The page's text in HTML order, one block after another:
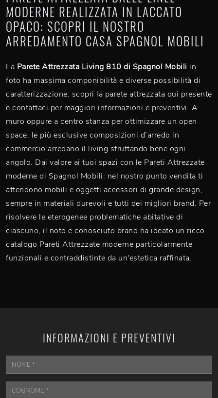
MODERNE REALIZZATA IN LACCATO
OPACO: SCOPRI IL NOSTRO
ARREDAMENTO CASA SPAGNOL MOBILI
La Parete Attrezzata Living 810 di Spagnol Mobili in
foto ha massima componibilità e diverse possibilità di
caratterizzazione: scopri la parete attrezzata qui presente
e contattaci per maggiori informazioni e preventivi. A
muro oppure a centro stanza per ottimizzare un open
space, le più esclusive composizioni d’arredo in
commercio arredano il living sfruttando bene ogni
angolo. Dai valore ai tuoi spazi con le Pareti Attrezzate
moderne di Spagnol Mobili: nel nostro punto vendita ti
attendono mobili e oggetti accessori di grande design,
sempre in materiali durevoli e tutti dei migliori brand. Per
risolvere le eterogenee problematiche abitative di
ciascuno, il noto e conosciuto brand ha ideato un ricco
catalogo Pareti Attrezzate moderne particolarmente
funzionali e contraddistinte da un'estetica raffinata.
INFORMAZIONI E PREVENTIVI